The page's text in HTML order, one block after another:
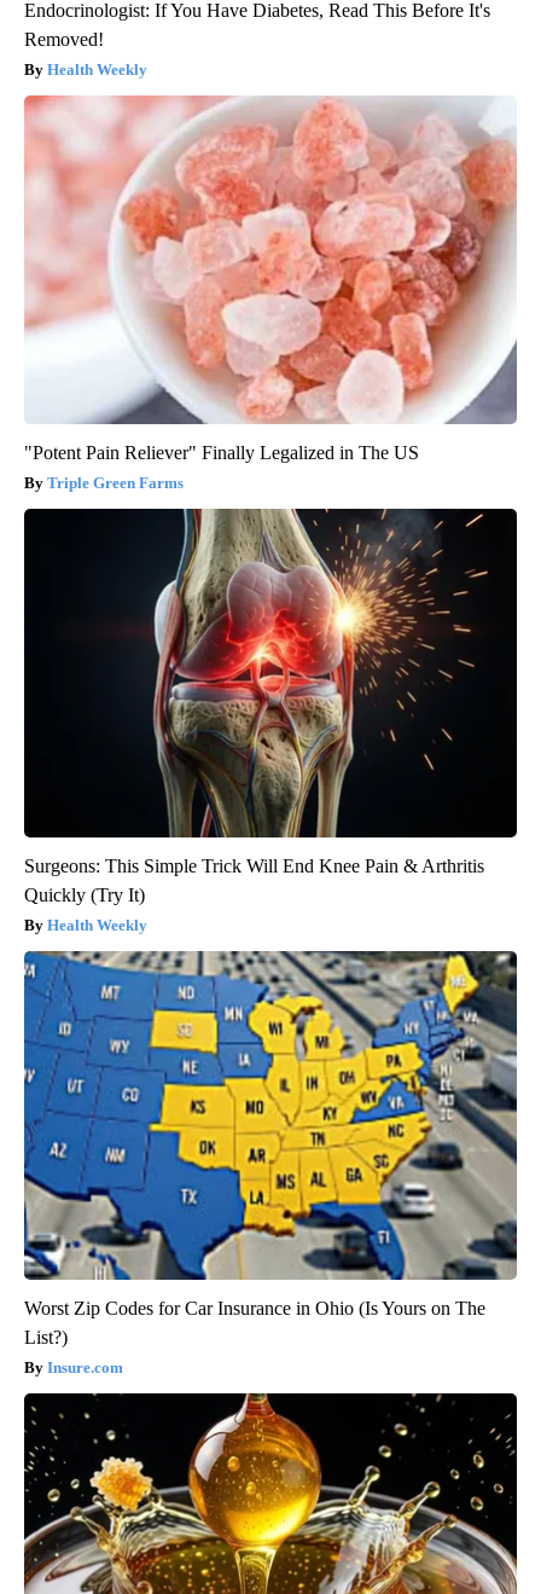
Endocrinologist: If You Have Diabetes, Read This Before It's
Removed!
Health Weekly
"Potent Pain Reliever" Finally Legalized in The US
Triple Green Farms
Surgeons: This Simple Trick Will End Knee Pain & Arthritis
Quickly (Try It)
Health Weekly
Worst Zip Codes for Car Insurance in Ohio (Is Yours on The
List?)
Insure.com